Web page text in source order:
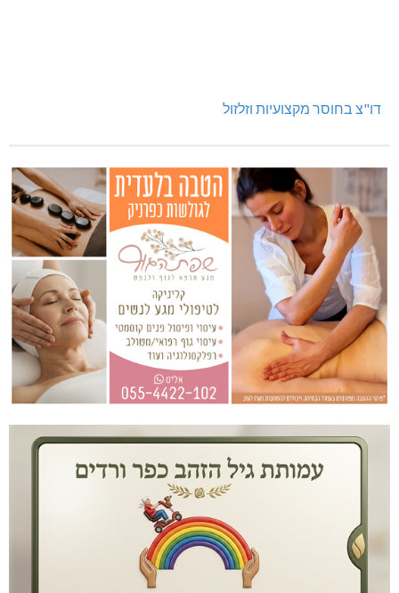
דו"צ בחוסר מקצועיות וזלזול